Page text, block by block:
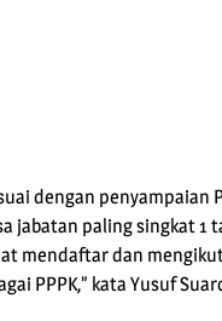
dengan penyampaian
jabatan paling singkat 1
mendaftar dan
PPPK,” kata Yusuf